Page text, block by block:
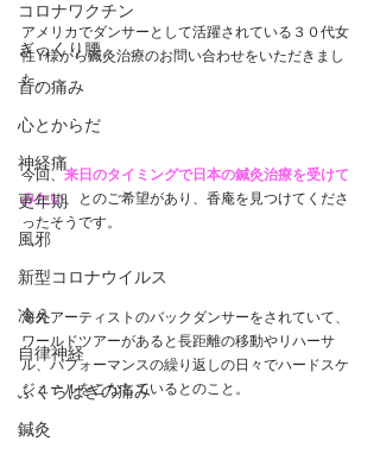
コロナワクチン
ぎっくり腰
首の痛み
心とからだ
神経痛
更年期
風邪
新型コロナウイルス
冷え
自律神経
ふくらはぎの痛み
鍼灸
アメリカでダンサーとして活躍されている３０代女
性Y様から鍼灸治療のお問い合わせをいただきまし
た。
今回、来日のタイミングで日本の鍼灸治療を受けて
みたい、とのご希望があり、香庵を見つけてくださ
ったそうです。
海外アーティストのバックダンサーをされていて、
ワールドツアーがあると長距離の移動やリハーサ
ル、パフォーマンスの繰り返しの日々でハードスケ
ジュールをこなしているとのこと。